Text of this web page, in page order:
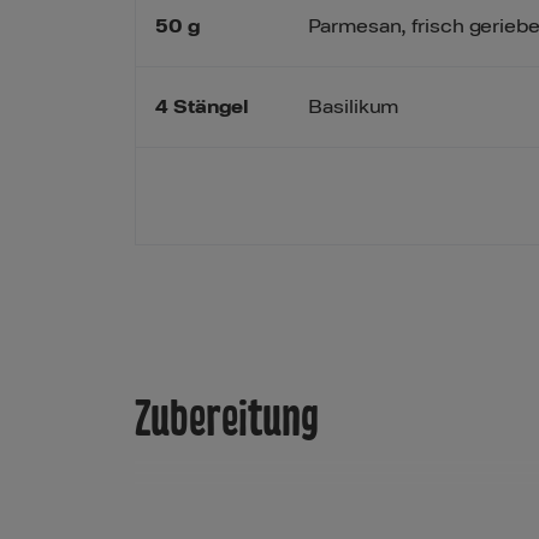
50 g
4 Stängel
Parmesan, frisch
Basilikum
Zubereitung